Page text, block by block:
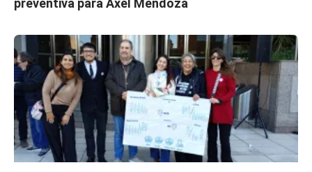
preventiva para Axel Mendoza